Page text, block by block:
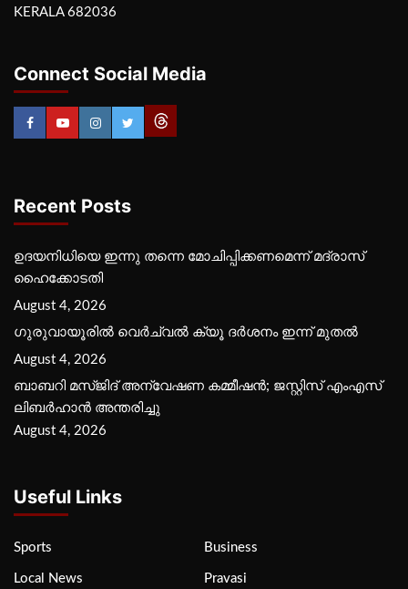
KERALA 682036
Connect Social Media
Recent Posts
ഉദയനിധിയെ ഇന്നു തന്നെ മോചിപ്പിക്കണമെന്ന് മദ്രാസ്
ഹൈക്കോടതി
August 4, 2026
ഗുരുവായൂരില്‍ വെര്‍ച്വല്‍ ക്യൂ ദര്‍ശനം ഇന്ന് മുതല്‍
August 4, 2026
ബാബറി മസ്ജിദ് അന്വേഷണ കമ്മീഷന്‍; ജസ്റ്റിസ് എംഎസ്
ലിബര്‍ഹാന്‍ അന്തരിച്ചു
August 4, 2026
Useful Links
Sports Business
Local News Pravasi